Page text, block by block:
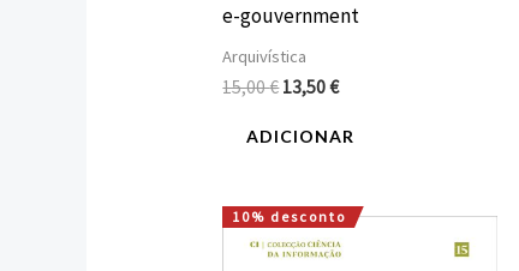
e-gouvernment
Arquivística
15,00€13,50€
ADICIONAR
10% desconto
O
preço
O
preço